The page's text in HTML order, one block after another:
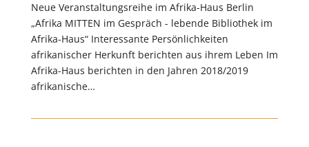
Neue Veranstaltungsreihe im Afrika-Haus Berlin
„Afrika MITTEN im Gespräch - lebende Bibliothek im
Afrika-Haus“ Interessante Persönlichkeiten
afrikanischer Herkunft berichten aus ihrem Leben Im
Afrika-Haus berichten in den Jahren 2018/2019
afrikanische…